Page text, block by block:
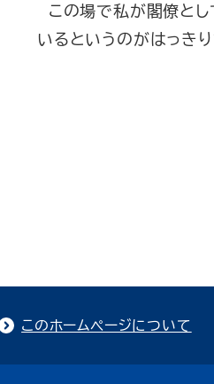
この場で私が閣僚とし
いるというのがはっき
このホームページについて